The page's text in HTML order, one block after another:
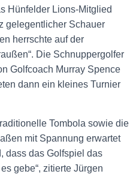
Hünfelder Lions-Mitglied
gelegentlicher Schauer
herrschte auf der
Die Schnuppergolfer
Golfcoach Murray Spence
dann ein kleines Turnier
Tombola sowie die
mit Spannung erwartet
dass das Golfspiel das
gebe“, zitierte Jürgen